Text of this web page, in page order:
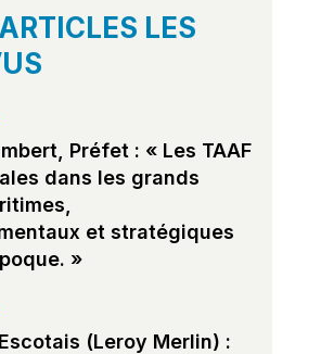
LES
Préfet : « Les TAAF
dans les grands
et stratégiques
»
(Leroy Merlin) :